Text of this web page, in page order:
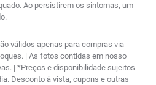
Ao persistirem os sintomas, um
válidos apenas para compras via
| As fotos contidas em nosso
| *Preços e disponibilidade sujeitos
Desconto à vista, cupons e outras